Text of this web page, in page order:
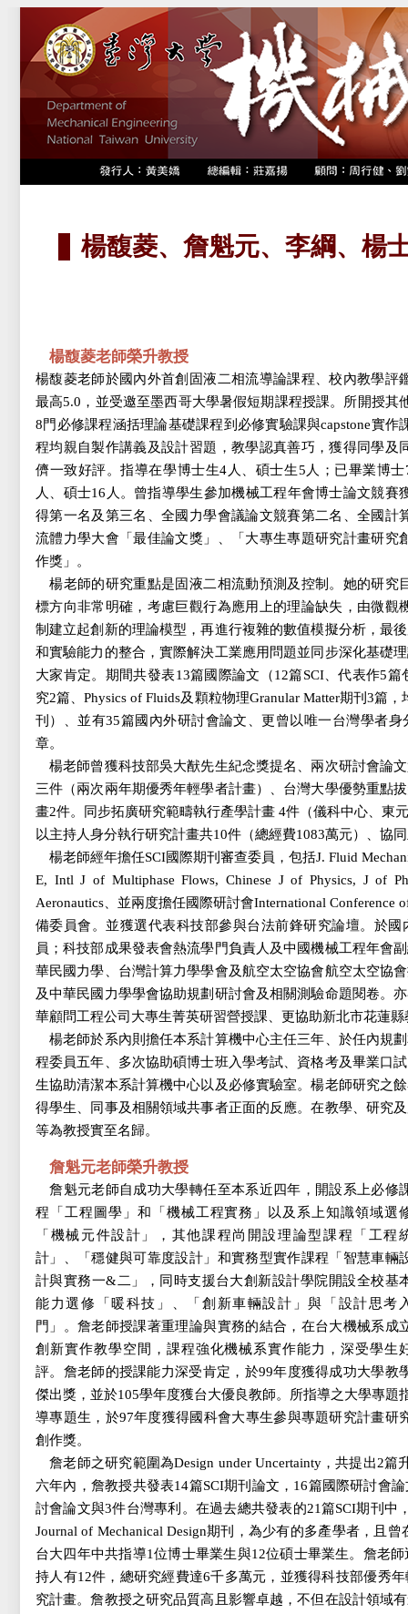
楊馥菱、詹魁元、李綱、楊
楊馥菱老師榮升教授
楊馥菱老師於國內外首創固液二相流導論課程、校內教學評
最高5.0，並受邀至墨西哥大學暑假短期課程授課。所開授其
8門必修課程涵括理論基礎課程到必修實驗課與capstone實作
程均親自製作講義及設計習題，教學認真善巧，獲得同學及
儕一致好評。指導在學博士生4人、碩士生5人；已畢業博士
人、碩士16人。曾指導學生參加機械工程年會博士論文競賽
得第一名及第三名、全國力學會議論文競賽第二名、全國計
流體力學大會「最佳論文獎」、「大專生專題研究計畫研究
作獎」。
楊老師的研究重點是固液二相流動預測及控制。她的研究
標方向非常明確，考慮巨觀行為應用上的理論缺失，由微觀
制建立起創新的理論模型，再進行複雜的數值模擬分析，最
和實驗能力的整合，實際解決工業應用問題並同步深化基礎
大家肯定。期間共發表13篇國際論文（12篇SCI、代表作5篇
究2篇、Physics of Fluids及顆粒物理Granular Matter期刊3篇
刊）、並有35篇國內外研討會論文、更曾以唯一台灣學者
章。
楊老師曾獲科技部吳大猷先生紀念獎提名、兩次研討會論
三件（兩次兩年期優秀年輕學者計畫）、台灣大學優勢重點
畫2件。同步拓廣研究範疇執行產學計畫 4件（儀科中心、東
以主持人身分執行研究計畫共10件（總經費1083萬元）、協
楊老師經年擔任SCI國際期刊審查委員，包括J. Fluid
E, Intl J of Multiphase Flows, Chinese J of Physics, J of
Aeronautics、並兩度擔任國際研討會International Conference
備委員會。並獲選代表科技部參與台法前鋒研究論壇。於
員；科技部成果發表會熱流學門負責人及中國機械工程年會
華民國力學、台灣計算力學學會及航空太空協會航空太空協
及中華民國力學學會協助規劃研討會及相關測驗命題閱卷。
華顧問工程公司大專生菁英研習營授課、更協助新北市花蓮
楊老師於系內則擔任本系計算機中心主任三年、於任內規
程委員五年、多次協助碩博士班入學考試、資格考及畢業口
生協助清潔本系計算機中心以及必修實驗室。楊老師研究之
得學生、同事及相關領域共事者正面的反應。在教學、研究
等為教授實至名歸。
詹魁元老師榮升教授
詹魁元老師自成功大學轉任至本系近四年，開設系上必修
程「工程圖學」和「機械工程實務」以及系上知識領域選
「機械元件設計」，其他課程尚開設理論型課程「工程
計」、「穩健與可靠度設計」和實務型實作課程「智慧車輛
計與實務一&二」，同時支援台大創新設計學院開設全校基
能力選修「暖科技」、「創新車輛設計」與「設計思考
門」。詹老師授課著重理論與實務的結合，在台大機械系成
創新實作教學空間，課程強化機械系實作能力，深受學生
評。詹老師的授課能力深受肯定，於99年度獲得成功大學教
傑出獎，並於105學年度獲台大優良教師。所指導之大學專題
導專題生，於97年度獲得國科會大專生參與專題研究計畫研
創作獎。
詹老師之研究範圍為Design under Uncertainty，共提出2
六年內，詹教授共發表14篇SCI期刊論文，16篇國際研討會
討會論文與3件台灣專利。在過去總共發表的21篇SCI期刊中
Journal of Mechanical Design期刊，為少有的多產學者，且曾
台大四年中共指導1位博士畢業生與12位碩士畢業生。詹老
持人有12件，總研究經費達6千多萬元，並獲得科技部優秀
究計畫。詹教授之研究品質高且影響卓越，不但在設計領域